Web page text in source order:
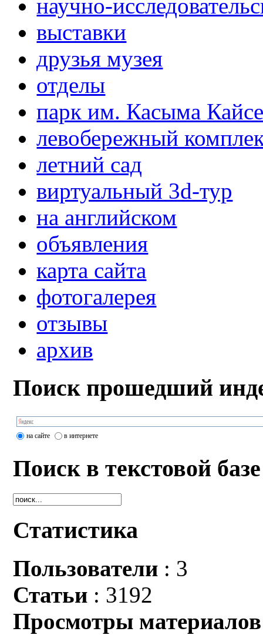
научно-
выставки
друзья музея
отделы
парк им. Касыма
левобережный
летний сад
виртуальный 3d-тур
на английском
объявления
карта сайта
фотогалерея
отзывы
архив
Поиск прошедший
на сайте в интернете
Поиск в текстовой базе
Статистика
Пользователи : 3
Статьи : 3192
Просмотры материалов